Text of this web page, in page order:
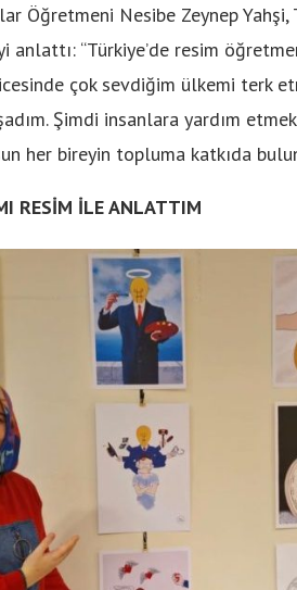
Öğretmeni Nesibe Zeynep Yahşi,
anlattı: “Türkiye’de resim
çok sevdiğim ülkemi terk
Şimdi insanlara yardım
her bireyin topluma katkıda
RESİM İLE ANLATTIM